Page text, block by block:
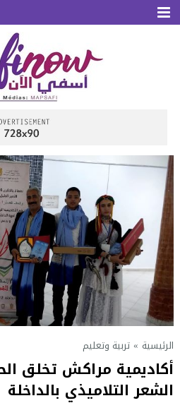
الرئيسية » تربية وتعليم
أكاديمية مراكش تخلق
الشعر التلاميذي بالداخلة